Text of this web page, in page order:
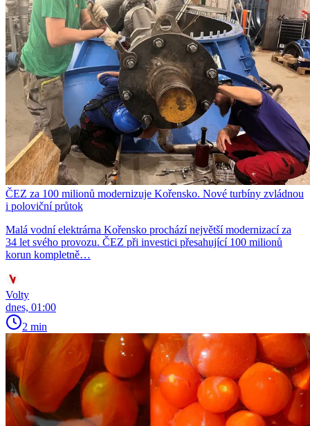
ČEZ za 100 milionů modernizuje Kořensko. Nové turbíny zvládnou
i poloviční průtok
Malá vodní elektrárna Kořensko prochází největší modernizací za
34 let svého provozu. ČEZ při investici přesahující 100 milionů
korun kompletně…
Volty
dnes, 01:00
2 min